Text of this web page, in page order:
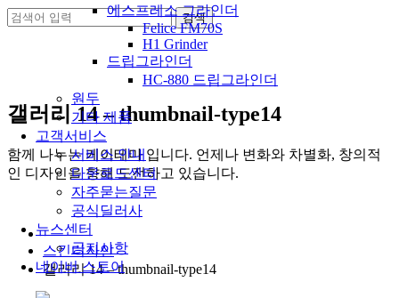
에스프레소 그라인더
Felice FM70S
H1 Grinder
드립그라인더
HC-880 드립그라인더
원두
기타 제품
고객서비스
서비스 안내
다운로드센터
자주묻는질문
공식딜러사
뉴스센터
공지사항
네이버 스토어
갤러리 14 – thumbnail-type14
함께 나누는 케이테마 입니다. 언제나 변화와 차별화, 창의적
인 디자인을 향해 도전하고 있습니다.
스킨디자인
갤러리 14 – thumbnail-type14